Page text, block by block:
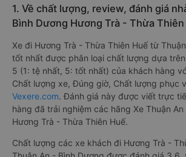
1. Về chất lượng, review, đánh giá
Bình Dương Hương Trà - Thừa
Xe đi Hương Trà - Thừa Thiên Huế từ
tốt nhất được phân loại chất lượng dựa
5 (1: tệ nhất, 5: tốt nhất) của khách hàng
Chất lượng xe, Đúng giờ, Chất lượng phục
Vexere.com. Đánh giá này được viết trực
hàng đã trải nghiệm các hãng Xe Thuận
Hương Trà - Thừa Thiên Huế.
Chất lượng các xe khách đi Hương Trà -